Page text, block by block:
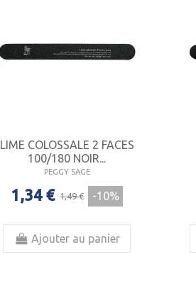
LIME COLOSSALE 2 FACES
100/180 NOIR...
PEGGY SAGE
1,34 € 1,49 € -10%
Ajouter au panier